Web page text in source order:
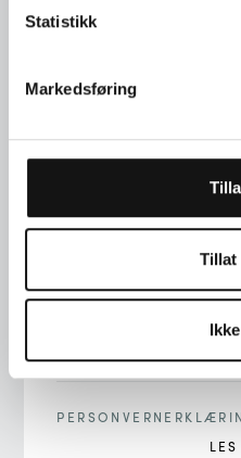
Statistikk
Markedsføring
Tillat
TELEFON
E-POST